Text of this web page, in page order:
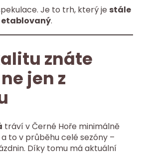
Je to trh, který je stále
etablovaný.
znáte
jen z
tráví v Černé Hoře minimálně
a to v průběhu celé sezóny –
Díky tomu má aktuální